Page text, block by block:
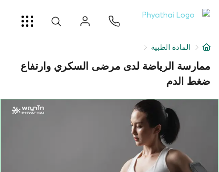
عن
فرع المستشفى
المادة الطبية
ممارسة الرياضة لدى مرضى السكري وارتفاع
ضغط الدم